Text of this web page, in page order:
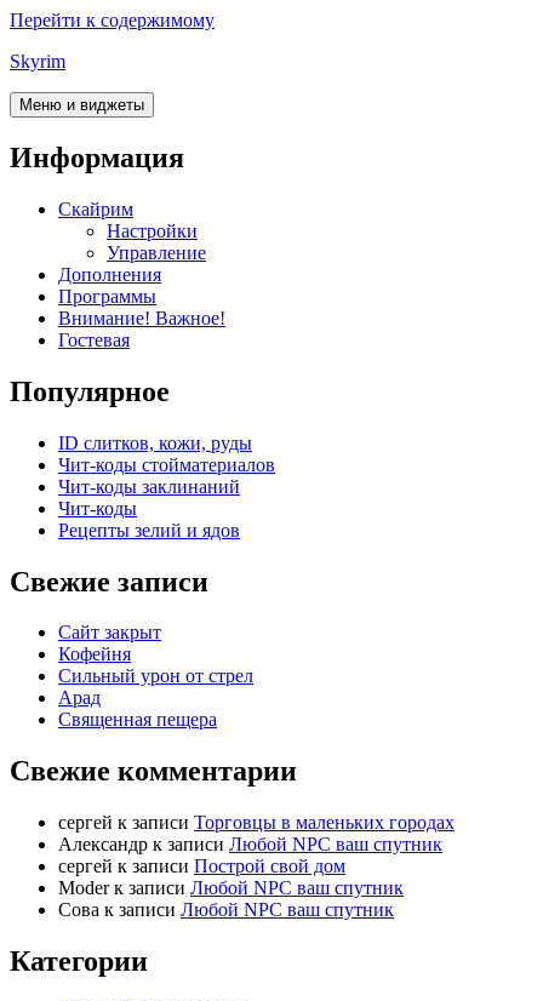
Перейти к содержимому
Skyrim
Меню и виджеты
Информация
Скайрим
Настройки
Управление
Дополнения
Программы
Внимание! Важное!
Гостевая
Популярное
ID слитков, кожи, руды
Чит-коды стойматериалов
Чит-коды заклинаний
Чит-коды
Рецепты зелий и ядов
Свежие записи
Сайт закрыт
Кофейня
Cильный урон от стрел
Арад
Священная пещера
Свежие комментарии
cергей к записи Торговцы в маленьких городах
Александр к записи Любой NPC ваш спутник
cергей к записи Построй свой дом
Moderк записи Любой NPC ваш спутник
Сова к записи Любой NPC ваш спутник
Категории